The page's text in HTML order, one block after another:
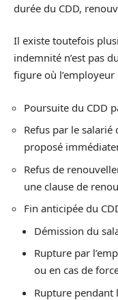
durée du CDD,
Il existe toutefois
indemnité n’est pas
figure où l’employeur
Poursuite du CDD
Refus par le salarié
proposé
Refus de
une clause de
Fin anticipée du
Démission du
Rupture par
ou en cas de
Rupture pendant